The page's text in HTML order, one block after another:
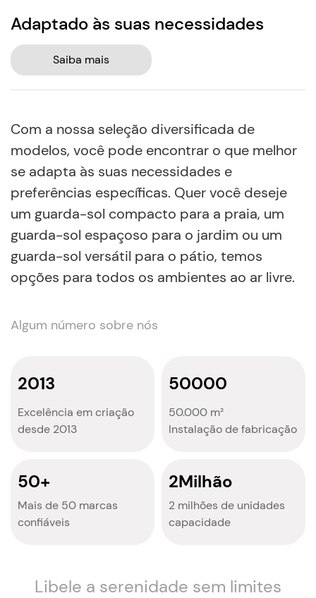
Adaptado às suas necessidades
Saiba mais
Com a nossa seleção diversificada de
modelos, você pode encontrar o que melhor
se adapta às suas necessidades e
preferências específicas. Quer você deseje
um guarda-sol compacto para a praia, um
guarda-sol espaçoso para o jardim ou um
guarda-sol versátil para o pátio, temos
opções para todos os ambientes ao ar livre.
Algum número sobre nós
2013
Excelência em criação
desde 2013
50000
50.000 m²
Instalação de fabricação
50+
Mais de 50 marcas
confiáveis
2Milhão
2 milhões de unidades
capacidade
Libele a serenidade sem limites